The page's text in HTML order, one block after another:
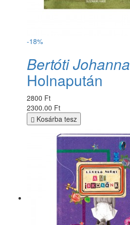
-18%
Bertóti Johanna
Holnapután
2800 Ft
2300.00 Ft
Kosárba tesz